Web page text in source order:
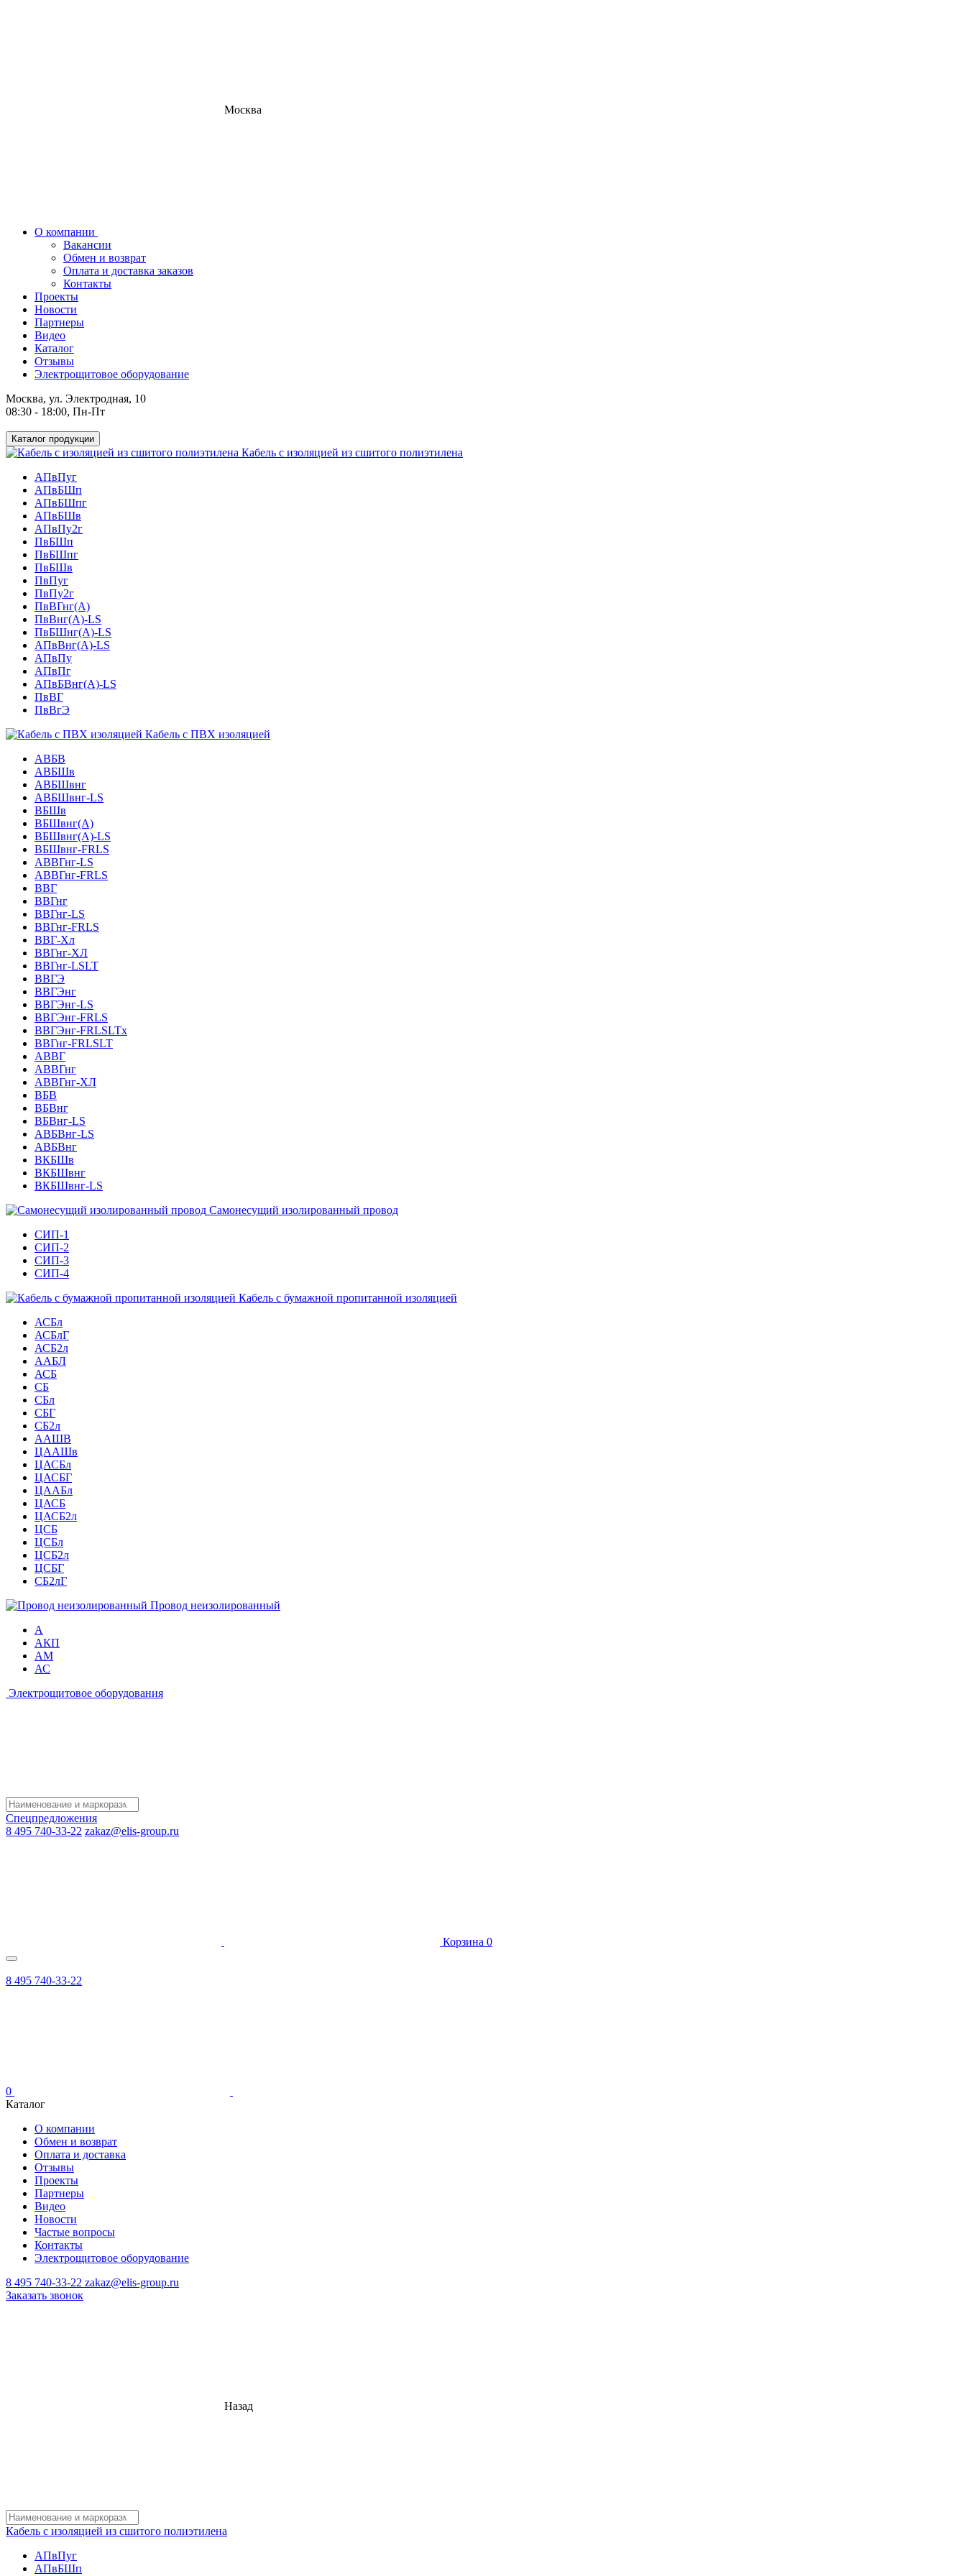
Москва
О компании
Вакансии
Обмен и возврат
Оплата и доставка заказов
Контакты
Проекты
Новости
Партнеры
Видео
Каталог
Отзывы
Электрощитовое оборудование
Москва, ул. Электродная, 10
08:30 - 18:00, Пн-Пт
Каталог продукции
Кабель с изоляцией из сшитого полиэтилена
АПвПуг
АПвБШп
АПвБШпг
АПвБШв
АПвПу2г
ПвБШп
ПвБШпг
ПвБШв
ПвПуг
ПвПу2г
ПвВГнг(А)
ПвВнг(А)-LS
ПвБШнг(А)-LS
АПвВнг(А)-LS
АПвПу
АПвПг
АПвБВнг(А)-LS
ПвВГ
ПвВгЭ
Кабель с ПВХ изоляцией
АВБВ
АВБШв
АВБШвнг
АВБШвнг-LS
ВБШв
ВБШвнг(A)
ВБШвнг(А)-LS
ВБШвнг-FRLS
АВВГнг-LS
АВВГнг-FRLS
ВВГ
ВВГнг
ВВГнг-LS
ВВГнг-FRLS
ВВГ-Хл
ВВГнг-ХЛ
ВВГнг-LSLT
ВВГЭ
ВВГЭнг
ВВГЭнг-LS
ВВГЭнг-FRLS
ВВГЭнг-FRLSLTх
ВВГнг-FRLSLT
АВВГ
АВВГнг
АВВГнг-ХЛ
ВБВ
ВБВнг
ВБВнг-LS
АВБВнг-LS
АВБВнг
ВКБШв
ВКБШвнг
ВКБШвнг-LS
Самонесущий изолированный провод
СИП-1
СИП-2
СИП-3
СИП-4
Кабель с бумажной пропитанной изоляцией
АСБл
АСБлГ
АСБ2л
ААБЛ
АСБ
СБ
СБл
СБГ
СБ2л
ААШВ
ЦААШв
ЦАСБл
ЦАСБГ
ЦААБл
ЦАСБ
ЦАСБ2л
ЦСБ
ЦСБл
ЦСБ2л
ЦСБГ
СБ2лГ
Провод неизолированный
А
АКП
АМ
АС
Электрощитовое оборудования
Спецпредложения
8 495 740-33-22 zakaz@elis-group.ru
Корзина 0
8 495 740-33-22
0
Каталог
О компании
Обмен и возврат
Оплата и доставка
Отзывы
Проекты
Партнеры
Видео
Новости
Частые вопросы
Контакты
Электрощитовое оборудование
8 495 740-33-22 zakaz@elis-group.ru
Заказать звонок
Назад
Кабель с изоляцией из сшитого полиэтилена
АПвПуг
АПвБШп